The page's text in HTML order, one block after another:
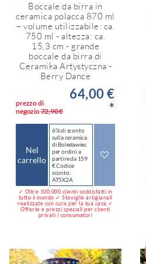
Boccale da birra in
ceramica polacca 870 ml
– volume utilizzabile: ca.
750 ml - altezza: ca.
15,3 cm - grande
boccale da birra di
Ceramika Artystyczna -
Berry Dance
prezzo di
negozio72,90 €
64,00 €
*
Nel
carrello
6% di sconto
sulla ceramica
di Bolesławiec
per ordini a
partire da 159
€ Codice
sconto:
AT5X2A
✓ Oltre 100.000 clienti soddisfatti in
tutto il mondo ✓ Stoviglie artigianali
realizzate con cura per la tua casa ✓
Offerte e prezzi speciali per clienti
privati / consumatori